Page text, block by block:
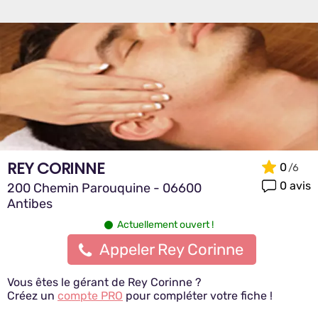
REY CORINNE
200 Chemin Parouquine - 06600
Antibes
0
0 avis
Actuellement ouvert !
Appeler Rey Corinne
Vous êtes le gérant de Rey Corinne ?
Créez un compte PRO pour compléter votre fiche !